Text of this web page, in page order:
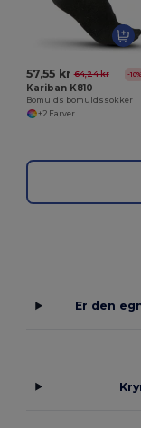
57,55 kr 64,24 kr -10%
Kariban K810
Bomulds bomuldssokker
+2 Farver
Er den